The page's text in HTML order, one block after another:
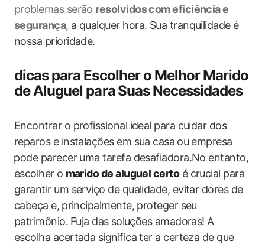
problemas serão resolvidos com eficiência e‌
segurança, a qualquer hora. Sua​ tranquilidade é
nossa ​prioridade.
dicas para Escolher‍ o Melhor Marido
de‍ Aluguel para ⁢Suas Necessidades
Encontrar ​o profissional ideal para cuidar dos
reparos e instalações em sua casa ⁢ou empresa
⁤pode parecer uma tarefa desafiadora.No‌ entanto,
escolher ⁤o marido‌ de aluguel ​certoé crucial para
garantir um ‌serviço de qualidade, evitar dores de
cabeça e, ⁤principalmente, proteger seu
patrimônio. ⁣Fuja das⁤ soluções amadoras!⁢ A
escolha‌ acertada significa ter a certeza de que